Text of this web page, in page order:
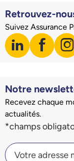
Retrouvez-
Suivez Assurance
linkedin
Visiter notre
Visiter
Notre
Recevez chaque
actualités.
Champs du
*champs
Votre adresse mail
Votre adresse